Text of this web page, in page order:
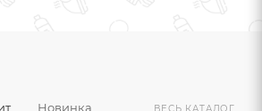
Новинка